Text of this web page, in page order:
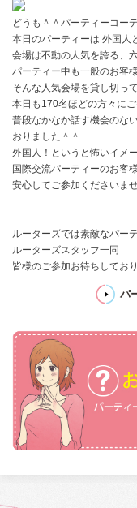
どうも＾＾パーティーコー
本日のパーティーは 外国
会場は不動の人気を誇る
パーティー中も一般のお客
そんな人気会場を貸し切っ
本日も170名ほどの方々に
普段なかなか話す機会のな
おりました＾＾
外国人！というと怖いイメ
国際交流パーティーのお客
安心してご参加くださいま
ルーターズでは素敵なパー
ルーターズスタッフ一同
皆様のご参加お待ちしてお
パ